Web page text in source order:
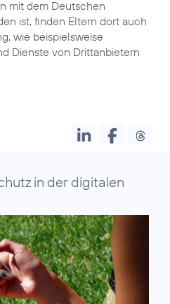
mit dem Deutschen
ist, finden Eltern dort auch
wie beispielsweise
Dienste von Drittanbietern
in der digitalen